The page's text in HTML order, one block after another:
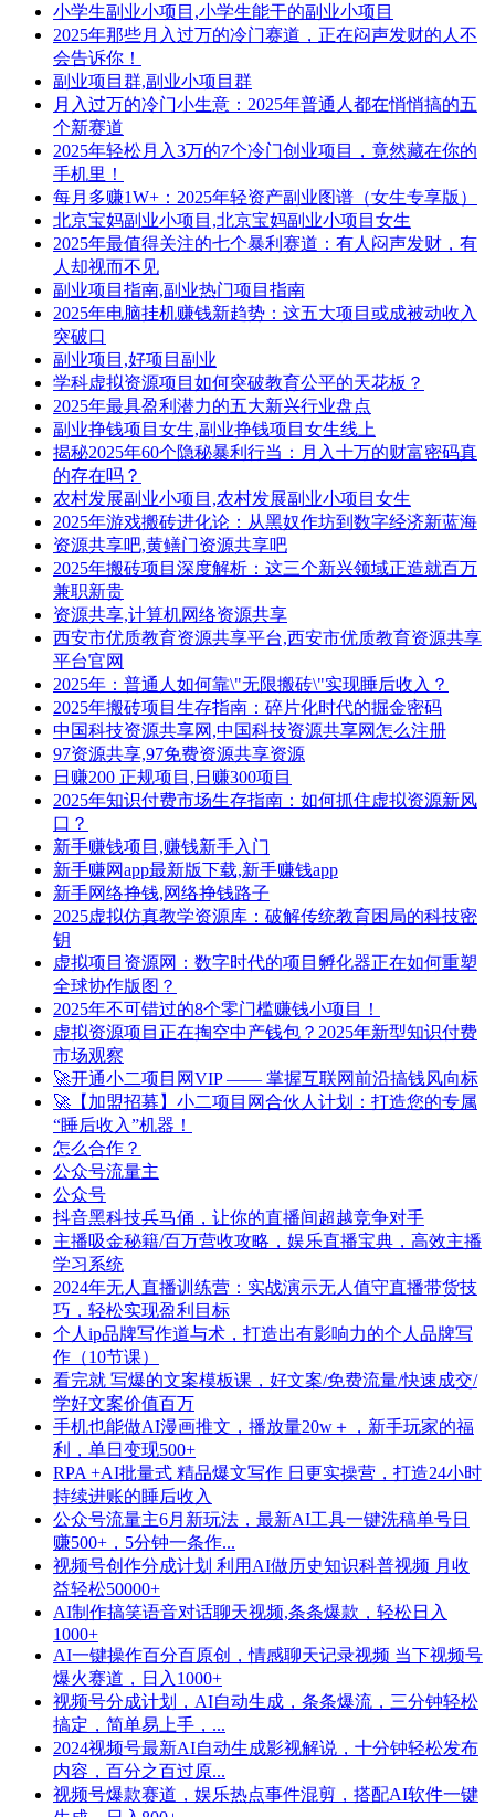
小学生副业小项目,小学生能干的副业小项目
2025年那些月入过万的冷门赛道，正在闷声发财的人不
会告诉你！
副业项目群,副业小项目群
月入过万的冷门小生意：2025年普通人都在悄悄搞的五
个新赛道
2025年轻松月入3万的7个冷门创业项目，竟然藏在你的
手机里！
每月多赚1W+：2025年轻资产副业图谱（女生专享版）
北京宝妈副业小项目,北京宝妈副业小项目女生
2025年最值得关注的七个暴利赛道：有人闷声发财，有
人却视而不见
副业项目指南,副业热门项目指南
2025年电脑挂机赚钱新趋势：这五大项目或成被动收入
突破口
副业项目,好项目副业
学科虚拟资源项目如何突破教育公平的天花板？
2025年最具盈利潜力的五大新兴行业盘点
副业挣钱项目女生,副业挣钱项目女生线上
揭秘2025年60个隐秘暴利行当：月入十万的财富密码真
的存在吗？
农村发展副业小项目,农村发展副业小项目女生
2025年游戏搬砖进化论：从黑奴作坊到数字经济新蓝海
资源共享吧,黄鳝门资源共享吧
2025年搬砖项目深度解析：这三个新兴领域正造就百万
兼职新贵
资源共享,计算机网络资源共享
西安市优质教育资源共享平台,西安市优质教育资源共享
平台官网
2025年：普通人如何靠\"无限搬砖\"实现睡后收入？
2025年搬砖项目生存指南：碎片化时代的掘金密码
中国科技资源共享网,中国科技资源共享网怎么注册
97资源共享,97免费资源共享资源
日赚200 正规项目,日赚300项目
2025年知识付费市场生存指南：如何抓住虚拟资源新风
口？
新手赚钱项目,赚钱新手入门
新手赚网app最新版下载,新手赚钱app
新手网络挣钱,网络挣钱路子
2025虚拟仿真教学资源库：破解传统教育困局的科技密
钥
虚拟项目资源网：数字时代的项目孵化器正在如何重塑
全球协作版图？
2025年不可错过的8个零门槛赚钱小项目！
虚拟资源项目正在掏空中产钱包？2025年新型知识付费
市场观察
🚀开通小二项目网VIP —— 掌握互联网前沿搞钱风向标
🚀【加盟招募】小二项目网合伙人计划：打造您的专属
“睡后收入”机器！
怎么合作？
公众号流量主
公众号
抖音黑科技兵马俑，让你的直播间超越竞争对手
主播吸金秘籍/百万营收攻略，娱乐直播宝典，高效主播
学习系统
2024年无人直播训练营：实战演示无人值守直播带货技
巧，轻松实现盈利目标
个人ip品牌写作道与术，打造出有影响力的个人品牌写
作（10节课）
看完就 写爆的文案模板课，好文案/免费流量/快速成交/
学好文案价值百万
手机也能做AI漫画推文，播放量20w＋，新手玩家的福
利，单日变现500+
RPA +AI批量式 精品爆文写作 日更实操营，打造24小时
持续进账的睡后收入
公众号流量主6月新玩法，最新AI工具一键洗稿单号日
赚500+，5分钟一条作...
视频号创作分成计划 利用AI做历史知识科普视频 月收
益轻松50000+
AI制作搞笑语音对话聊天视频,条条爆款，轻松日入
1000+
AI一键操作百分百原创，情感聊天记录视频 当下视频号
爆火赛道，日入1000+
视频号分成计划，AI自动生成，条条爆流，三分钟轻松
搞定，简单易上手，...
2024视频号最新AI自动生成影视解说，十分钟轻松发布
内容，百分之百过原...
视频号爆款赛道，娱乐热点事件混剪，搭配AI软件一键